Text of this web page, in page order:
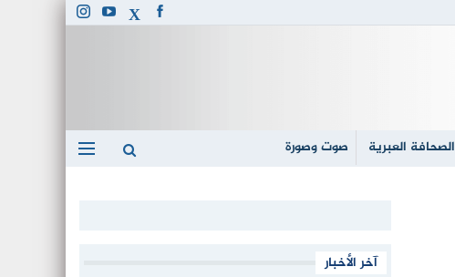
الصحافة العبرية صوت وصورة
آخر الأخبار